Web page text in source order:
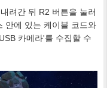
려간 뒤 R2 버튼을 눌러
안에 있는 케이블 코드와
카메라'를 수집할 수